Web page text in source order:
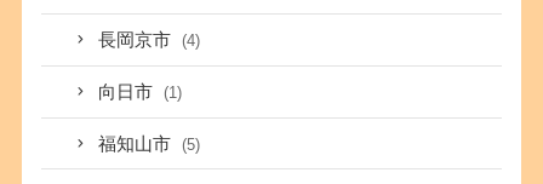
長岡京市 (4)
向日市 (1)
福知山市 (5)